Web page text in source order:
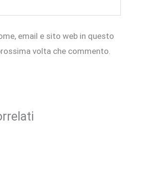
email e sito web in questo
volta che commento.